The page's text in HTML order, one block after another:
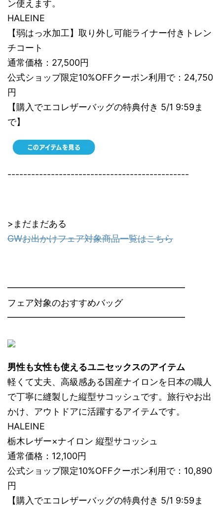
ン使えます。
HALEINE
【弱はっ水加工】取り外し可能ライナー付きトレン
チコート
通常価格：27,500円
公式ショップ限定10%OFFクーポン利用で：24,750
円
【購入でエコレザーバッグの特典付き 5/1 9:59ま
で】
----------------------------------------------
>まだまだある
GWお出かけフェア対象商品一覧はこちら
━━━━━━━━━━━━━━━━━━━━
フェア対象のおすすめバッグ
━━━━━━━━━━━━━━━━━━━━
男性も女性も使えるユニセックスのアイテム
軽くて丈夫、高級感ある国産ナイロンを日本の職人
で丁寧に縫製した縦型サコッシュです。旅行やお出
かけ、アウトドアに活躍するアイテムです。
HALEINE
栃木レザー×ナイロン 縦型サコッシュ
通常価格：12,100円
公式ショップ限定10%OFFクーポン利用で：10,890
円
【購入でエコレザーバッグの特典付き 5/1 9:59ま